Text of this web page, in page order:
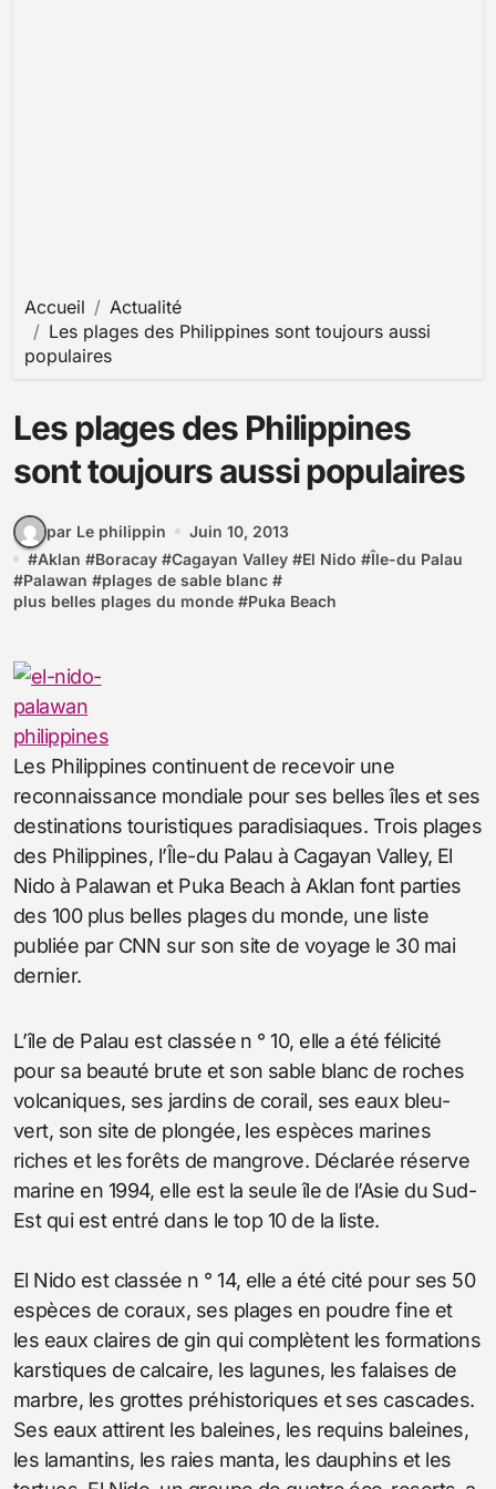
Accueil
Actualité
Les plages des Philippines sont toujours aussi
populaires
Les plages des Philippines
sont toujours aussi populaires
par Le philippin
Juin 10, 2013
#Aklan #Boracay #Cagayan Valley #El Nido #Île-du Palau
#Palawan #plages de sable blanc #
plus belles plages du monde #Puka Beach
Les Philippines continuent de recevoir une
reconnaissance mondiale pour ses belles îles et ses
destinations touristiques paradisiaques. Trois plages
des Philippines, l’Île-du Palau à Cagayan Valley, El
Nido à Palawan et Puka Beach à Aklan font parties
des 100 plus belles plages du monde, une liste
publiée par CNN sur son site de voyage le 30 mai
dernier.
L’île de Palau est classée n ° 10, elle a été félicité
pour sa beauté brute et son sable blanc de roches
volcaniques, ses jardins de corail, ses eaux bleu-
vert, son site de plongée, les espèces marines
riches et les forêts de mangrove. Déclarée réserve
marine en 1994, elle est la seule île de l’Asie du Sud-
Est qui est entré dans le top 10 de la liste.
El Nido est classée n ° 14, elle a été cité pour ses 50
espèces de coraux, ses plages en poudre fine et
les eaux claires de gin qui complètent les formations
karstiques de calcaire, les lagunes, les falaises de
marbre, les grottes préhistoriques et ses cascades.
Ses eaux attirent les baleines, les requins baleines,
les lamantins, les raies manta, les dauphins et les